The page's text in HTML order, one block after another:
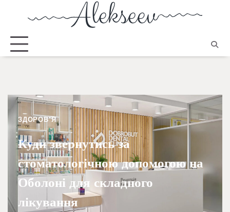
ЗДОРОВ'Я
Куди звернутись за
стоматологічною допомогою на
Оболоні для складного
лікування